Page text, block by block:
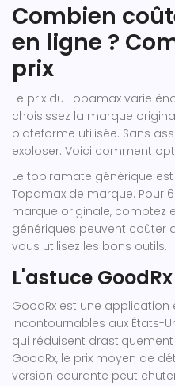
Combien
en ligne ?
prix
Le prix du Topamax varie
choisissez la marque
plateforme utilisée. Sans
exploser. Voici comment
Le topiramate générique
Topamax de marque. Pour
marque originale, comptez
génériques peuvent coûter
vous utilisez les bons outils.
L'astuce GoodRx
GoodRx est une application
incontournables aux États-
qui réduisent
GoodRx, le prix moyen de
version courante peut